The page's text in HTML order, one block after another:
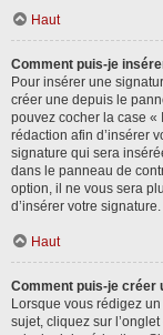
Haut
Comment puis-je
Pour insérer une
créer une depuis le
pouvez cocher la case «
rédaction afin d’insérer
signature qui sera
dans le panneau de
option, il ne vous sera
d’insérer votre signature.
Haut
Comment puis-je créer
Lorsque vous rédigez
sujet, cliquez sur